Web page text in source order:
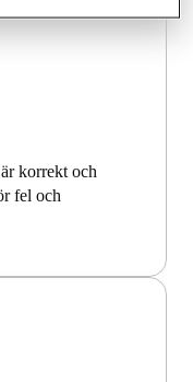
korrekt och
fel och